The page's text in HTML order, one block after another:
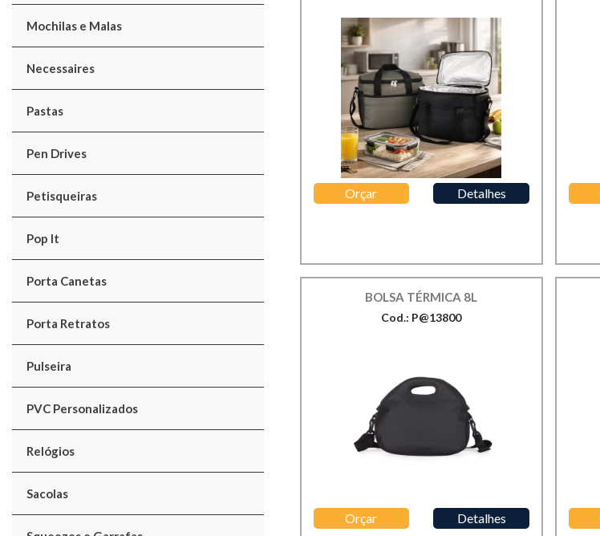
Mochilas e Malas
Necessaires
Pastas
Pen Drives
Petisqueiras
Pop It
Porta Canetas
Porta Retratos
Pulseira
PVC Personalizados
Relógios
Sacolas
Orçar Detalhes
BOLSA TÉRMICA 8L
Cod.: P@13800
Orçar Detalhes